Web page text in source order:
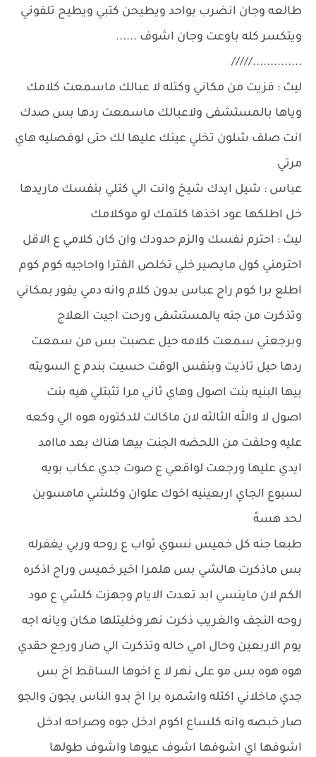
طالعه وجان انضرب بواحد ويطيحن كتبي ويطيح تلفوني
ويتكسر كله باوعت وجان اشوف ......
............../////
ليث : فزيت من مكاني وكتله لا عبالك ماسمعت كلامك
وياها بالمستشفى ولاعبالك ماسمعت ردها بس صدك
انت صلف شلون تخلي عينك عليها لك حتى لوفصليه هاي
مرتي
عباس : شيل ايدك شيخ وانت الي كتلي بنفسك ماريدها
خل اطلكها عود اخذها كلتمك لو موكلامك
ليث : احترم نفسك والزم حدودك وان كان كلامي ع الاقل
احترمني كول مايصير خلي تخلص الفترا واحاجيه كوم كوم
اطلع برا كوم راح عباس بدون كلام وانه دمي يفور بمكاني
وتذكرت من جنه يالمستشفى ورحت اجيت العلاج
وبرجعتي سمعت كلامه حيل عصبت بس من سمعت
ردها حيل تاذيت وبنفس الوقت حسيت بندم ع السويته
بيها البنيه بنت اصول وهاي ثاني مرا تثبتلي هيه بنت
اصول لا والله الثالثه لان ماكالت للدكتوره هوه الي وكعه
عليه وحلفت من اللحضه الجنت بيها هناك بعد ماامد
ايدي عليها ورجعت لواقعي ع صوت جدي عكاب بويه
لسبوع الجاي اربعينيه اخوك علوان وكلشي مامسوين
لحد هسهً
طبعا جنه كل خميس نسوي ثواب ع روحه وربي يغفرله
بس ماذكرت هالشي بس هلمرا اخير خميس وراح اذكره
الكم لان ماينسي ابد تعدت الايام وجهزت كلشي ع مود
روحه النجف والغريب ذكرت نهر وخليتلها مكان ويانه اجه
يوم الاربعين وحال امي حاله وتذكرت الي صار ورجع حقدي
هوه هوه بس مو على نهر لا ع اخوها الساقط اخ بس
جدي ماخلاني اكتله واشمره برا اخ بدو الناس يجون والجو
صار خبصه وانه كلساع اكوم ادخل جوه وصراحه ادخل
اشوفها اي اشوفها اشوف عيوها واشوف طولها